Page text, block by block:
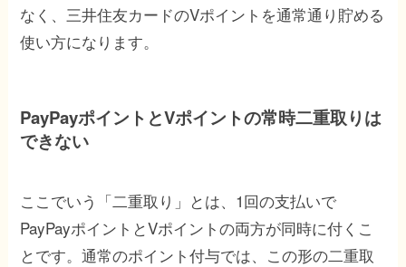
なく、三井住友カードのVポイントを通常通り貯める
使い方になります。
PayPayポイントとVポイントの常時二重取りは
できない
ここでいう「二重取り」とは、1回の支払いで
PayPayポイントとVポイントの両方が同時に付くこ
とです。通常のポイント付与では、この形の二重取